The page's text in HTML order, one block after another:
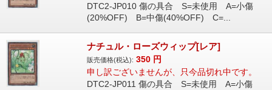
DTC2-JP010 傷の具合 S=未使用 A=小傷
(20%OFF) B=中傷(40%OFF) C=...
ナチュル・ローズウィップ[レア]
販売価格(税込): 350 円
申し訳ございませんが、只今品切れ中です。
DTC2-JP011 傷の具合 S=未使用 A=小傷